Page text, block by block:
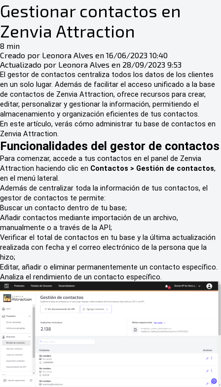
Gestionar contactos en
Zenvia Attraction
8 min
Creado por Leonora Alves en 16/06/2023 10:40
Actualizado por Leonora Alves en 28/09/2023 9:53
El gestor de contactos centraliza todos los datos de los clientes
en un solo lugar. Además de facilitar el acceso unificado a la base
de contactos de Zenvia Attraction, ofrece recursos para crear,
editar, personalizar y gestionar la información, permitiendo el
almacenamiento y organización eficientes de tus contactos.
En este artículo, verás cómo administrar tu base de contactos en
Zenvia Attraction.
Funcionalidades del gestor de contactos
Para comenzar, accede a tus contactos en el panel de Zenvia
Attraction haciendo clic en Contactos > Gestión de contactos,
en el menú lateral.
Además de centralizar toda la información de tus contactos, el
gestor de contactos te permite:
Buscar un contacto dentro de tu base;
Añadir contactos mediante importación de un archivo,
manualmente o a través de la API;
Verificar el total de contactos en tu base y la última actualización
realizada con fecha y el correo electrónico de la persona que la
hizo;
Editar, añadir o eliminar permanentemente un contacto específico.
Analiza el rendimiento de un contacto específico.